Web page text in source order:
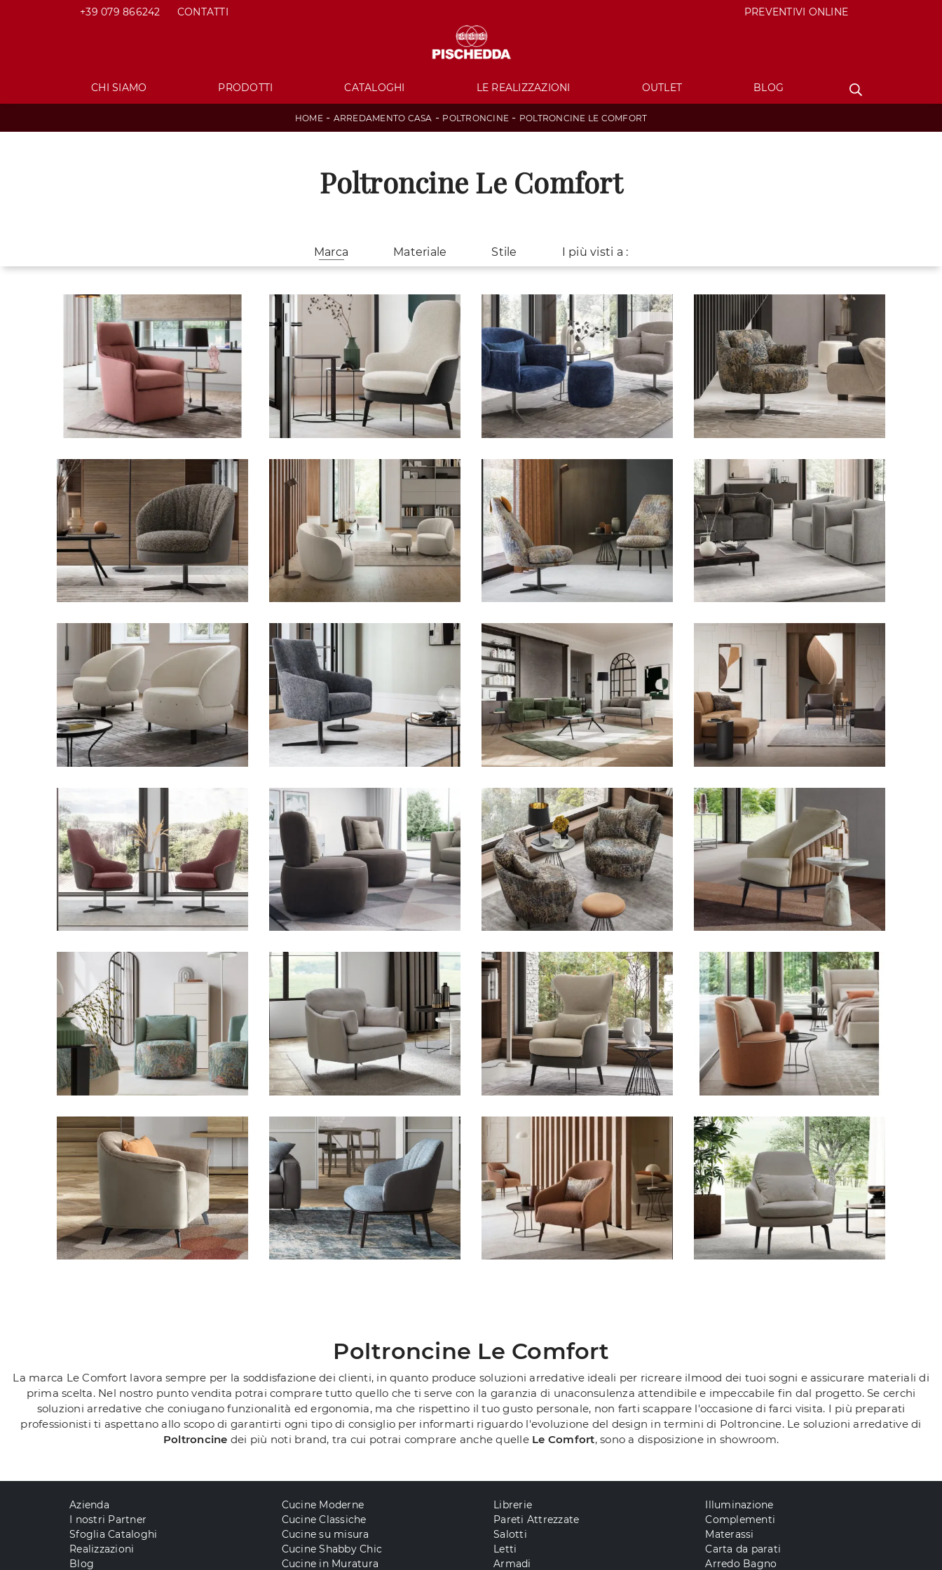
+39 079 866242 CONTATTI PREVENTIVI ONLINE
CHI SIAMO PRODOTTI CATALOGHI LE REALIZZAZIONI OUTLET BLOG
HOME- ARREDAMENTO CASA - POLTRONCINE - POLTRONCINE LE COMFORT
Poltroncine Le Comfort
Marca Materiale Stile I più visti a :
Poltroncine Le Comfort
La marca Le Comfort lavora sempre per la soddisfazione dei clienti, in quanto produce soluzioni arredative ideali per ricreare ilmood dei tuoi sogni e assicurare materiali di
prima scelta. Nel nostro punto vendita potrai comprare tutto quello che ti serve con la garanzia di unaconsulenza attendibile e impeccabile fin dal progetto. Se cerchi
soluzioni arredative che coniugano funzionalità ed ergonomia, ma che rispettino il tuo gusto personale, non farti scappare l'occasione di farci visita. I più preparati
professionisti ti aspettano allo scopo di garantirti ogni tipo di consiglio per informarti riguardo l'evoluzione del design in termini di Poltroncine. Le soluzioni arredative di
Poltroncine dei più noti brand, tra cui potrai comprare anche quelle Le Comfort, sono a disposizione in showroom.
Azienda
I nostri Partner
Sfoglia Cataloghi
Realizzazioni
Blog
Cucine Moderne
Cucine Classiche
Cucine su misura
Cucine Shabby Chic
Cucine in Muratura
Librerie
Pareti Attrezzate
Salotti
Letti
Armadi
Illuminazione
Complementi
Materassi
Carta da parati
Arredo Bagno